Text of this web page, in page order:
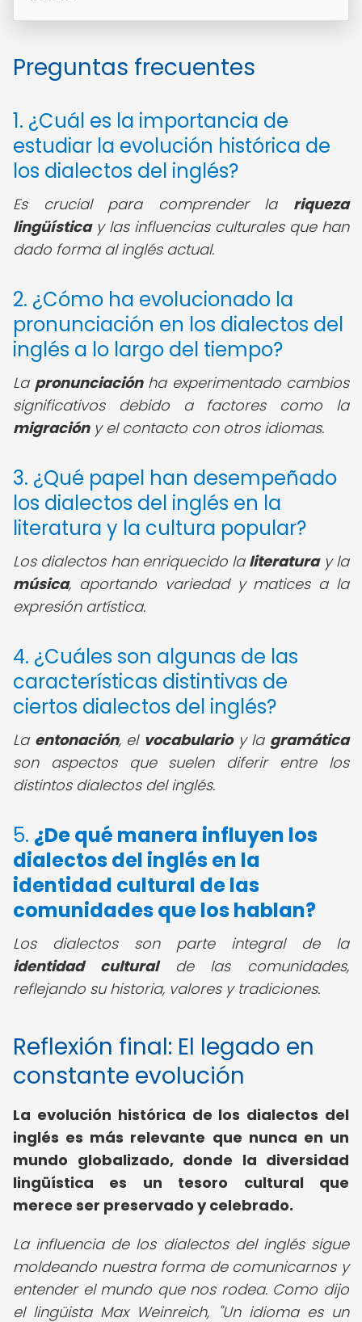
Preguntas frecuentes
1. ¿Cuál es la importancia de
estudiar la evolución histórica de
los dialectos del inglés?
Es crucial para comprender la riqueza
lingüísticay las influencias culturales que han
dado forma al inglés actual.
2. ¿Cómo ha evolucionado la
pronunciación en los dialectos del
inglés a lo largo del tiempo?
La pronunciaciónha experimentado cambios
significativos debido a factores como la
migracióny el contacto con otros idiomas.
3. ¿Qué papel han desempeñado
los dialectos del inglés en la
literatura y la cultura popular?
Los dialectos han enriquecido la literaturay la
música, aportando variedad y matices a la
expresión artística.
4. ¿Cuáles son algunas de las
características distintivas de
ciertos dialectos del inglés?
La entonación, el vocabularioy la gramática
son aspectos que suelen diferir entre los
distintos dialectos del inglés.
5. ¿De qué manera influyen los
dialectos del inglés en la
identidad cultural de las
comunidades que los hablan?
Los dialectos son parte integral de la
identidad culturalde las comunidades,
reflejando su historia, valores y tradiciones.
Reflexión final: El legado en
constante evolución
La evolución histórica de los dialectos del
inglés es más relevante que nunca en un
mundo globalizado, donde la diversidad
lingüística es un tesoro cultural que
merece ser preservado y celebrado.
La influencia de los dialectos del inglés sigue
moldeando nuestra forma de comunicarnos y
entender el mundo que nos rodea. Como dijo
el lingüista Max Weinreich, "Un idioma es un